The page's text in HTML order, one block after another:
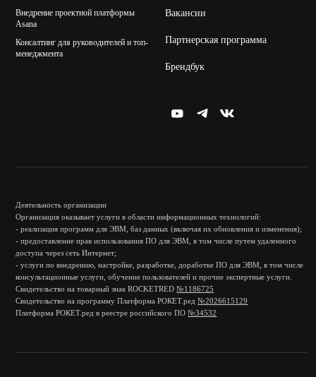
Внедрение проектной платформы
Asana
Консалтинг для руководителей и топ-
менеджмента
Вакансии
Партнерская программа
Брендбук
Деятельность организации
Организация оказывает услуги в области информационных технологий:
- реализация программ для ЭВМ, баз данных (включая их обновления и изменения);
- предоставление прав использования ПО для ЭВМ, в том числе путем удаленного
доступа через сеть Интернет;
- услуги по внедрению, настройке, разработке, доработке ПО для ЭВМ, в том числе
консультационные услуги, обучение пользователей и прочие экспертные услуги.
Свидетельство на товарный знак ROCKETRED№1186725
Свидетельство на программу Платформа РОКЕТ.ред№2026615129
Платформа РОКЕТ.ред в реестре российского ПО№34532